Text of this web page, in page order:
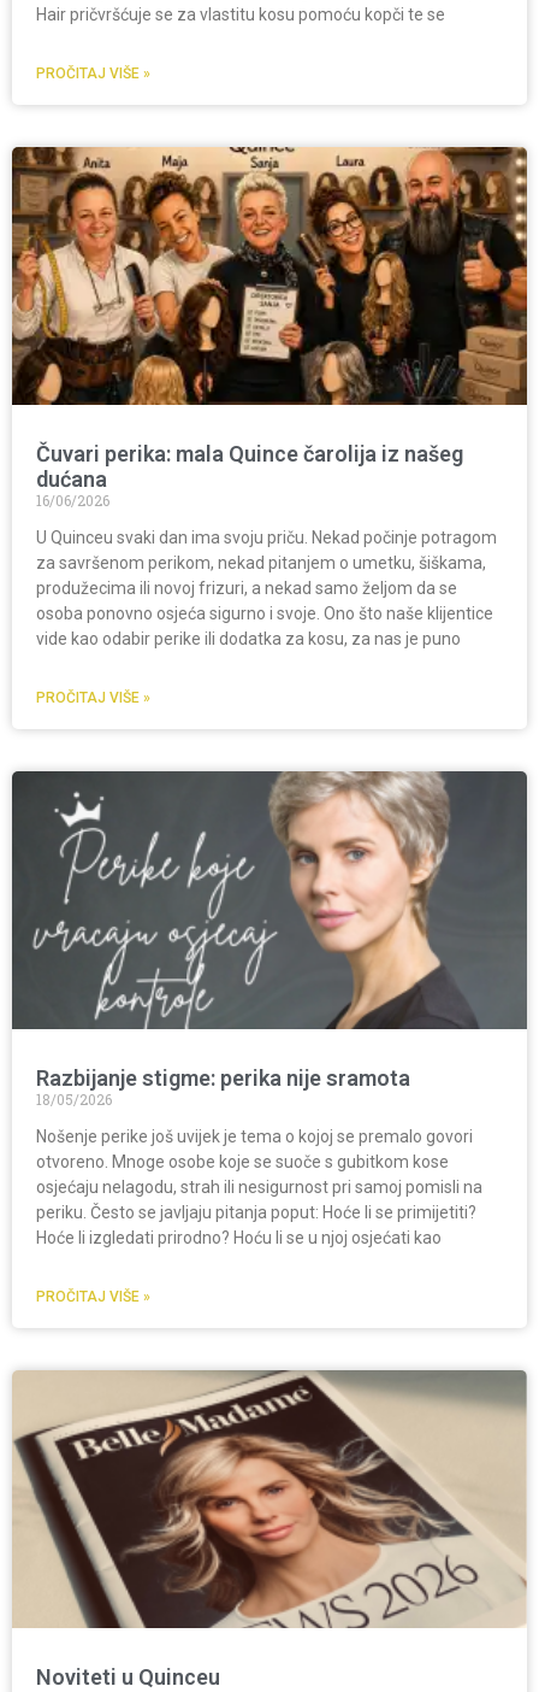
Hair pričvršćuje se za vlastitu kosu pomoću kopči te se
PROČITAJ VIŠE »
Čuvari perika: mala Quince čarolija iz našeg
dućana
16/06/2026
U Quinceu svaki dan ima svoju priču. Nekad počinje potragom
za savršenom perikom, nekad pitanjem o umetku, šiškama,
produžecima ili novoj frizuri, a nekad samo željom da se
osoba ponovno osjeća sigurno i svoje. Ono što naše klijentice
vide kao odabir perike ili dodatka za kosu, za nas je puno
PROČITAJ VIŠE »
Razbijanje stigme: perika nije sramota
18/05/2026
Nošenje perike još uvijek je tema o kojoj se premalo govori
otvoreno. Mnoge osobe koje se suoče s gubitkom kose
osjećaju nelagodu, strah ili nesigurnost pri samoj pomisli na
periku. Često se javljaju pitanja poput: Hoće li se primijetiti?
Hoće li izgledati prirodno? Hoću li se u njoj osjećati kao
PROČITAJ VIŠE »
Noviteti u Quinceu